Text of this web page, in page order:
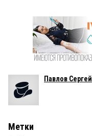
Павлов Сергей
Метки